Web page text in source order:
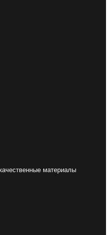
материалы